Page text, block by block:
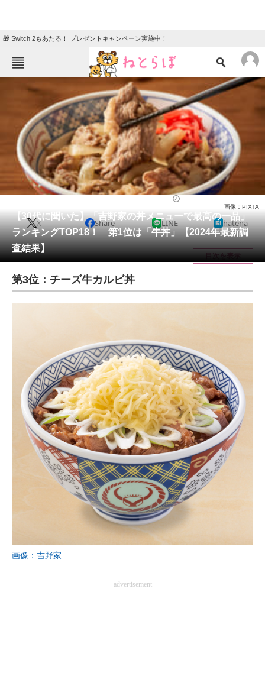
🎁 Switch 2もあたる！ プレゼントキャンペーン実施中！
ニュース
エンタメ クイズ
グルメ 地域
住まい 教育・育児
動物 リサーチ
会員記事
メディア
注目記事を集めた総合ページ
ITの今と未来を見通す
進化するPCとデバイスの未来
好きが集まる 比べて選べる
ビジネスと働き方のヒント
AI活用のいまが分かる
企業ITのトレンドを詳説
経営リーダーのコミュニティ
マーケ×ITの今がよく分かる
ITエンジニア向け専門サイト
企業向けIT製品の総合サイト
【30代に聞いた】「吉野家の丼メニューで最高の一品」
ランキングTOP18！ 第1位は「牛丼」【2024年最新調
査結果】
画像：PIXTA
X Share LINE hatena
目次を表示
第3位：チーズ牛カルビ丼
画像：吉野家
advertisement